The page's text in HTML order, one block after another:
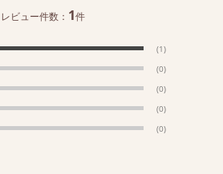
レビュー件数： 1件
(1)
(0)
(0)
(0)
(0)